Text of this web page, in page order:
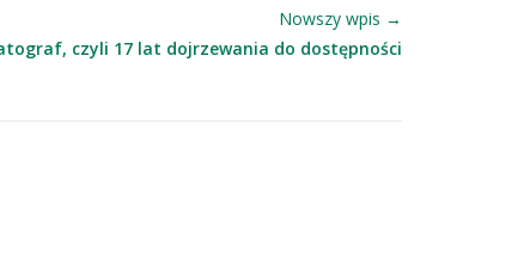
Nowszy wpis →
czyli 17 lat dojrzewania do dostępności